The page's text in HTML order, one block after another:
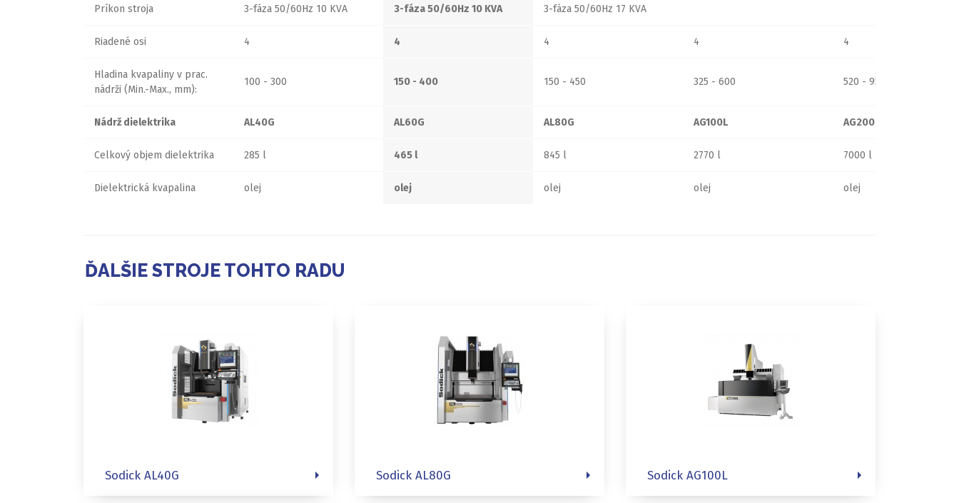
Príkon stroja 3-fáza 50/60Hz 10 KVA 3-fáza 50/60Hz 10 KVA 3-fáza 50/60Hz 17 KVA
Riadené osi 4 4 4 4 4
Hladina kvapaliny v prac.
nádrži (Min.-Max., mm):
100 - 300 150 - 400 150 - 450 325 - 600 520 - 950
Nádrž dielektrika AL40G AL60G AL80G AG100L AG200L
Celkový objem dielektrika 285 l 465 l 845 l 2770 l 7000 l
Dielektrická kvapalina olej olej olej olej olej
ĎALŠIE STROJE TOHTO RADU
Sodick AL40G Sodick AL80G Sodick AG100L